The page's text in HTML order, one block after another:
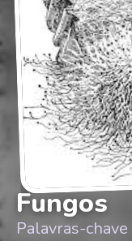
Fungos
Palavras-